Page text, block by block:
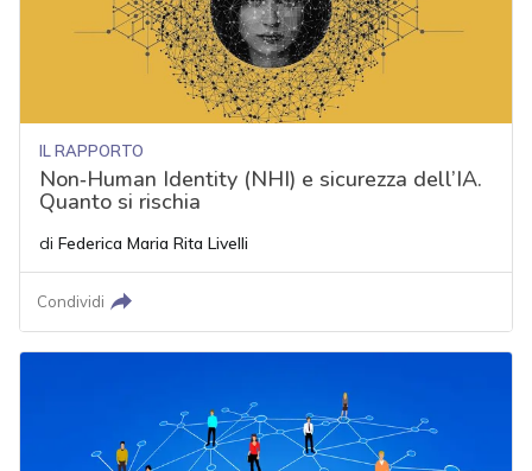
IL RAPPORTO
Non‑Human Identity (NHI) e sicurezza dell’IA.
Quanto si rischia
di Federica Maria Rita Livelli
Condividi